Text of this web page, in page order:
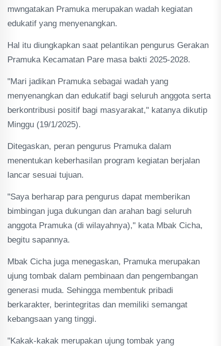
mwngatakan Pramuka merupakan wadah kegiatan
edukatif yang menyenangkan.
Hal itu diungkapkan saat pelantikan pengurus Gerakan
Pramuka Kecamatan Pare masa bakti 2025-2028.
"Mari jadikan Pramuka sebagai wadah yang
menyenangkan dan edukatif bagi seluruh anggota serta
berkontribusi positif bagi masyarakat," katanya dikutip
Minggu (19/1/2025).
Ditegaskan, peran pengurus Pramuka dalam
menentukan keberhasilan program kegiatan berjalan
lancar sesuai tujuan.
"Saya berharap para pengurus dapat memberikan
bimbingan juga dukungan dan arahan bagi seluruh
anggota Pramuka (di wilayahnya)," kata Mbak Cicha,
begitu sapannya.
Mbak Cicha juga menegaskan, Pramuka merupakan
ujung tombak dalam pembinaan dan pengembangan
generasi muda. Sehingga membentuk pribadi
berkarakter, berintegritas dan memiliki semangat
kebangsaan yang tinggi.
"Kakak-kakak merupakan ujung tombak yang